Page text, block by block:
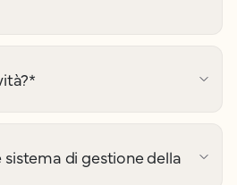
*
sistema di gestione della